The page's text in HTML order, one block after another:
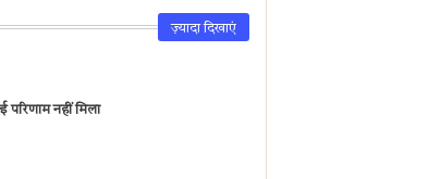
ज़्यादा दिखाएं
परिणाम नहीं मिला